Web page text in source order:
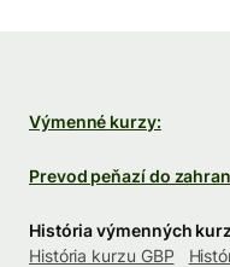
Výmenné kurzy:
Prevod peňazí do
História výmenných
História kurzu GBP